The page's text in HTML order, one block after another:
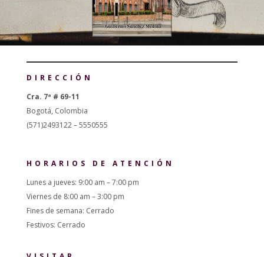
DIRECCIÓN
Cra. 7ª # 69-11
Bogotá, Colombia
(571)2493122 – 5550555
HORARIOS DE ATENCIÓN
Lunes a jueves: 9:00 am – 7:00 pm
Viernes de 8:00 am – 3:00 pm
Fines de semana: Cerrado
Festivos: Cerrado